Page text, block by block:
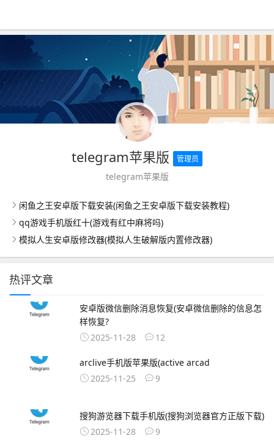
telegram苹果版 管理员
telegram苹果版
闲鱼之王安卓版下载安装(闲鱼之王安卓版下载安装教程)
qq游戏手机版红十(游戏有红中麻将吗)
模拟人生安卓版修改器(模拟人生破解版内置修改器)
热评文章
安卓版微信删除消息恢复(安卓微信删除的信息怎
样恢复?
2025-11-28
12
arclive手机版苹果版(active arcad
2025-11-25
9
搜狗游览器下载手机版(搜狗浏览器官方正版下载)
2025-11-28
9